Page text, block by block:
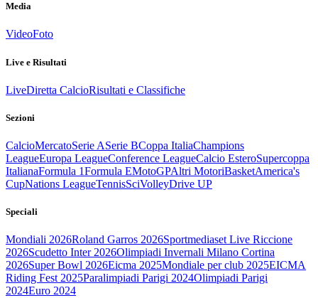
Media
VideoFoto
Live e Risultati
LiveDiretta CalcioRisultati e Classifiche
Sezioni
CalcioMercatoSerie ASerie BCoppa ItaliaChampions
LeagueEuropa LeagueConference LeagueCalcio EsteroSupercoppa
ItalianaFormula 1Formula EMotoGPAltri MotoriBasketAmerica's
CupNations LeagueTennisSciVolleyDrive UP
Speciali
Mondiali 2026Roland Garros 2026Sportmediaset Live Riccione
2026Scudetto Inter 2026Olimpiadi Invernali Milano Cortina
2026Super Bowl 2026Eicma 2025Mondiale per club 2025EICMA
Riding Fest 2025Paralimpiadi Parigi 2024Olimpiadi Parigi
2024Euro 2024